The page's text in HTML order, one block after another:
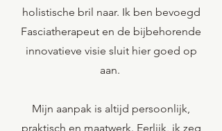
holistische bril naar. Ik ben bevoegd
Fasciatherapeut en de bijbehorende
innovatieve visie sluit hier goed op
aan.
Mijn aanpak is altijd persoonlijk,
praktisch en maatwerk. Eerlijk, ik zeg